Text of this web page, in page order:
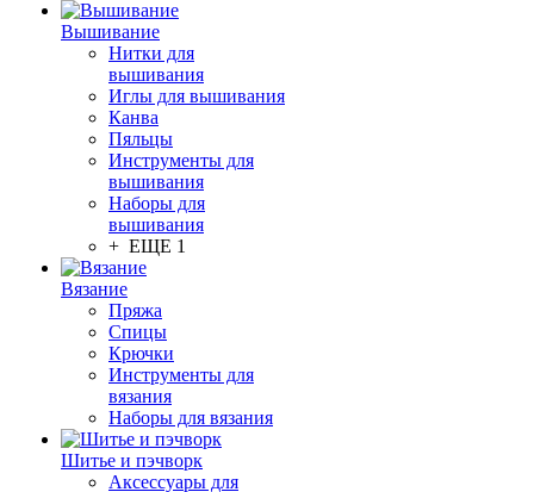
Вышивание
Нитки для
вышивания
Иглы для вышивания
Канва
Пяльцы
Инструменты для
вышивания
Наборы для
вышивания
+ ЕЩЕ 1
Вязание
Пряжа
Спицы
Крючки
Инструменты для
вязания
Наборы для вязания
Шитье и пэчворк
Аксессуары для